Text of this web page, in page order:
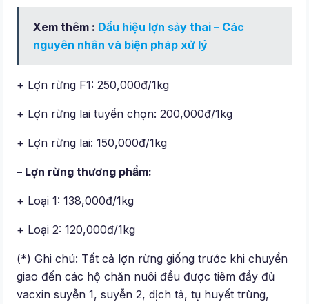
Xem thêm : Dấu hiệu lợn sảy thai – Các
nguyên nhân và biện pháp xử lý
+ Lợn rừng F1: 250,000đ/1kg
+ Lợn rừng lai tuyển chọn: 200,000đ/1kg
+ Lợn rừng lai: 150,000đ/1kg
– Lợn rừng thương phẩm:
+ Loại 1: 138,000đ/1kg
+ Loại 2: 120,000đ/1kg
(*) Ghi chú: Tất cả lợn rừng giống trước khi chuyển
giao đến các hộ chăn nuôi đều được tiêm đầy đủ
vacxin suyễn 1, suyễn 2, dịch tả, tụ huyết trùng,